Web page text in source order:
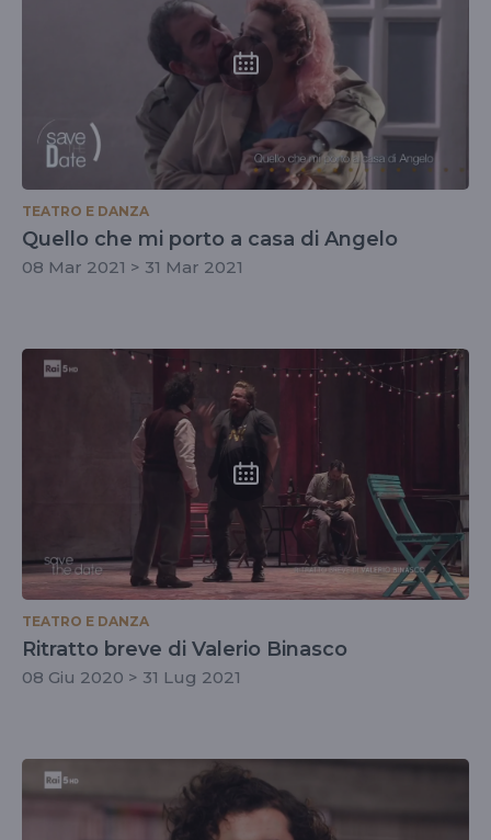
TEATRO E DANZA
Quello che mi porto a casa di Angelo
08 Mar 2021 > 31 Mar 2021
TEATRO E DANZA
Ritratto breve di Valerio Binasco
08 Giu 2020 > 31 Lug 2021